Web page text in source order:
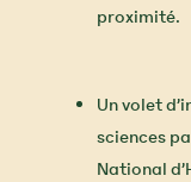
proximité.
Un volet
sciences
National